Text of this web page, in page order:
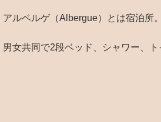
アルベルゲ（Albergue）とは宿泊所。
男女共同で2段ベッド、シャワー、ト